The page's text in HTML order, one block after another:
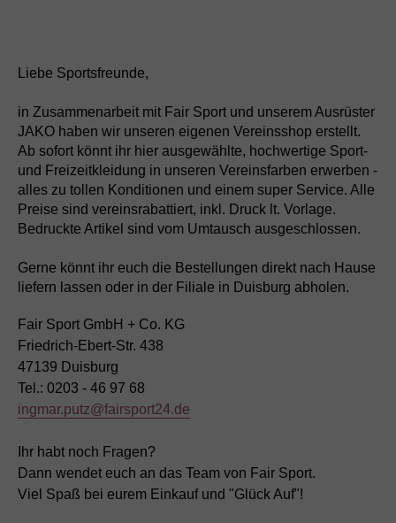
Liebe Sportsfreunde,
in Zusammenarbeit mit Fair Sport und unserem Ausrüster
JAKO haben wir unseren eigenen Vereinsshop erstellt.
Ab sofort könnt ihr hier ausgewählte, hochwertige Sport-
und Freizeitkleidung in unseren Vereinsfarben erwerben -
alles zu tollen Konditionen und einem super Service. Alle
Preise sind vereinsrabattiert, inkl. Druck lt. Vorlage.
Bedruckte Artikel sind vom Umtausch ausgeschlossen.
Gerne könnt ihr euch die Bestellungen direkt nach Hause
liefern lassen oder in der Filiale in Duisburg abholen.
Fair Sport GmbH + Co. KG
Friedrich-Ebert-Str. 438
47139 Duisburg
Tel.: 0203 - 46 97 68
ingmar.putz@fairsport24.de
Ihr habt noch Fragen?
Dann wendet euch an das Team von Fair Sport.
Viel Spaß bei eurem Einkauf und "Glück Auf"!